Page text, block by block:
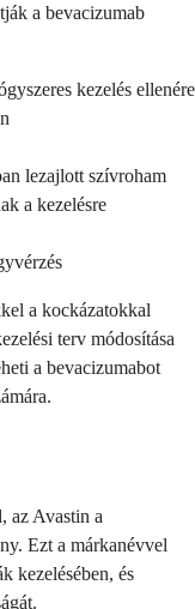
a bevacizumab
kezelés ellenére
lezajlott szívroham
a kezelésre
a kockázatokkal
terv módosítása
a bevacizumabot
az Avastin a
Ezt a márkanévvel
kezelésében, és